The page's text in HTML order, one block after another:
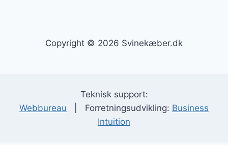
Copyright © 2026 Svinekæber.dk
Teknisk support:
Webbureau | Forretningsudvikling: Business
Intuition